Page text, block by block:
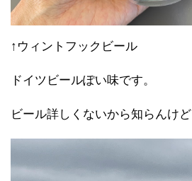
↑ウィントフックビール
ドイツビールぽい味です。
ビール詳しくないから知らんけど